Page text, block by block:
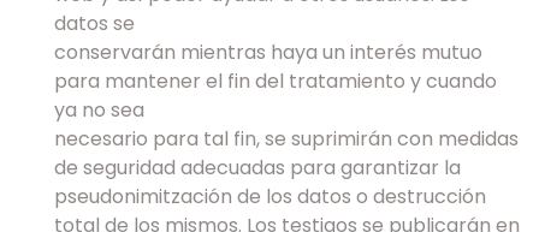
datos se
conservarán mientras haya un interés mutuo
para mantener el fin del tratamiento y cuando
ya no sea
necesario para tal fin, se suprimirán con medidas
de seguridad adecuadas para garantizar la
pseudonimitzación de los datos o destrucción
total de los mismos. Los testigos se publicarán en